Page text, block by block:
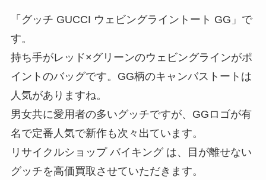
「グッチ GUCCI ウェビングライントート GG」で
す。
持ち手がレッド×グリーンのウェビングラインがポ
イントのバッグです。GG柄のキャンバストートは
人気がありますね。
男女共に愛用者の多いグッチですが、GGロゴが有
名で定番人気で新作も次々出ています。
リサイクルショップ バイキング は、目が離せない
グッチを高価買取させていただきます。